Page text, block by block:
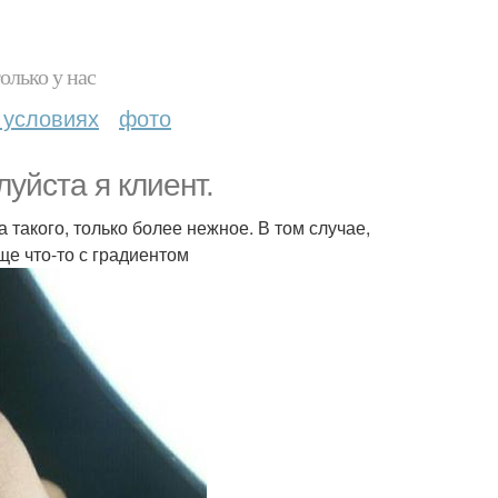
у нас
фото
я клиент.
только более нежное. В том случае,
что-то с градиентом